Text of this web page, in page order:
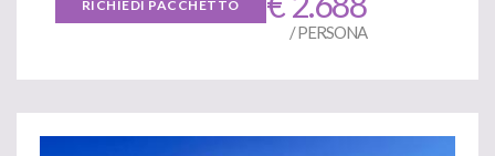
RICHIEDI PACCHETTO
/ PERSONA